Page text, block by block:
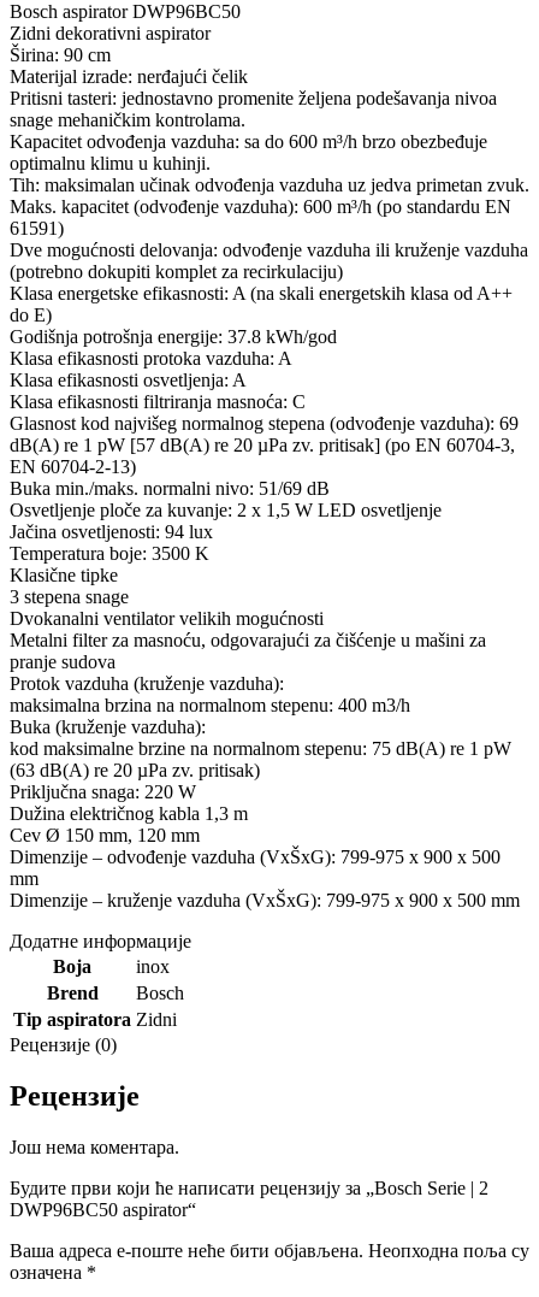
Bosch aspirator DWP96BC50
Zidni dekorativni aspirator
Širina: 90 cm
Materijal izrade: nerđajući čelik
Pritisni tasteri: jednostavno promenite željena podešavanja nivoa
snage mehaničkim kontrolama.
Kapacitet odvođenja vazduha: sa do 600 m³/h brzo obezbeđuje
optimalnu klimu u kuhinji.
Tih: maksimalan učinak odvođenja vazduha uz jedva primetan zvuk.
Maks. kapacitet (odvođenje vazduha): 600 m³/h (po standardu EN
61591)
Dve mogućnosti delovanja: odvođenje vazduha ili kruženje vazduha
(potrebno dokupiti komplet za recirkulaciju)
Klasa energetske efikasnosti: A (na skali energetskih klasa od A++
do E)
Godišnja potrošnja energije: 37.8 kWh/god
Klasa efikasnosti protoka vazduha: A
Klasa efikasnosti osvetljenja: A
Klasa efikasnosti filtriranja masnoća: C
Glasnost kod najvišeg normalnog stepena (odvođenje vazduha): 69
dB(A) re 1 pW [57 dB(A) re 20 µPa zv. pritisak] (po EN 60704-3,
EN 60704-2-13)
Buka min./maks. normalni nivo: 51/69 dB
Osvetljenje ploče za kuvanje: 2 x 1,5 W LED osvetljenje
Jačina osvetljenosti: 94 lux
Temperatura boje: 3500 K
Klasične tipke
3 stepena snage
Dvokanalni ventilator velikih mogućnosti
Metalni filter za masnoću, odgovarajući za čišćenje u mašini za
pranje sudova
Protok vazduha (kruženje vazduha):
maksimalna brzina na normalnom stepenu: 400 m3/h
Buka (kruženje vazduha):
kod maksimalne brzine na normalnom stepenu: 75 dB(A) re 1 pW
(63 dB(A) re 20 µPa zv. pritisak)
Priključna snaga: 220 W
Dužina električnog kabla 1,3 m
Cev Ø 150 mm, 120 mm
Dimenzije – odvođenje vazduha (VxŠxG): 799-975 x 900 x 500
mm
Dimenzije – kruženje vazduha (VxŠxG): 799-975 x 900 x 500 mm
Додатне информације
Boja
inox
Brend
Bosch
Tip aspiratora Zidni
Рецензије (0)
Рецензије
Још нема коментара.
Будите први који ће написати рецензију за „Bosch Serie | 2
DWP96BC50 aspirator“
Ваша адреса е-поште неће бити објављена. Неопходна поља су
означена *